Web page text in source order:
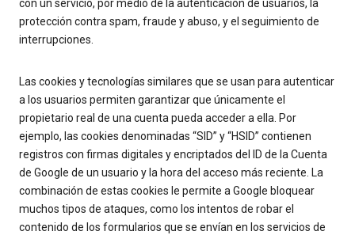
con un servicio, por medio de la autenticación de usuarios, la
protección contra spam, fraude y abuso, y el seguimiento de
interrupciones.
Las cookies y tecnologías similares que se usan para autenticar
a los usuarios permiten garantizar que únicamente el
propietario real de una cuenta pueda acceder a ella. Por
ejemplo, las cookies denominadas “SID” y “HSID” contienen
registros con firmas digitales y encriptados del ID de la Cuenta
de Google de un usuario y la hora del acceso más reciente. La
combinación de estas cookies le permite a Google bloquear
muchos tipos de ataques, como los intentos de robar el
contenido de los formularios que se envían en los servicios de